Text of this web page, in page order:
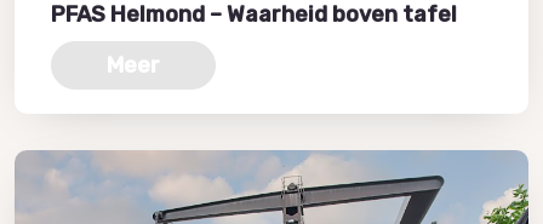
PFAS Helmond – Waarheid boven tafel
Meer